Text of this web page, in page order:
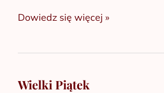
Dowiedz się więcej »
Wielki Piątek
Wielki